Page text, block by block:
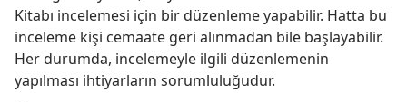
Kitabı incelemesi için bir düzenleme yapabilir. Hatta bu
inceleme kişi cemaate geri alınmadan bile başlayabilir.
Her durumda, incelemeyle ilgili düzenlemenin
yapılması ihtiyarların sorumluluğudur.